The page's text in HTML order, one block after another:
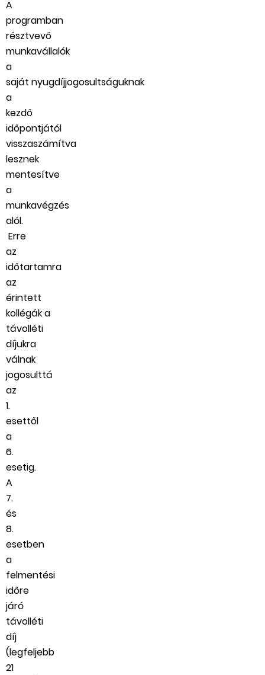
A
programban
résztvevő
munkavállalók
a
saját nyugdíjjogosultságuknak
a
kezdő
időpontjától
visszaszámítva
lesznek
mentesítve
a
munkavégzés
alól.
Erre
az
időtartamra
az
érintett
kollégák a
távolléti
díjukra
válnak
jogosulttá
az
1.
esettől
a
6.
esetig.
A
7.
és
8.
esetben
a
felmentési
időre
járó
távolléti
díj
(legfeljebb
21